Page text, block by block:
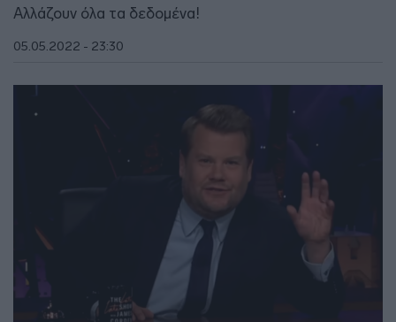
Αλλάζουν όλα τα δεδομένα!
05.05.2022 - 23:30